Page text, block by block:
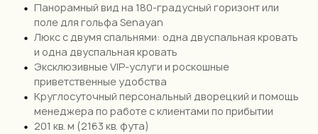
Панорамный вид на 180-градусный горизонт или
поле для гольфа Senayan
Люкс с двумя спальнями: одна двуспальная кровать
и одна двуспальная кровать
Эксклюзивные VIP-услуги и роскошные
приветственные удобства
Круглосуточный персональный дворецкий и помощь
менеджера по работе с клиентами по прибытии
201 кв. м (2163 кв. фута)